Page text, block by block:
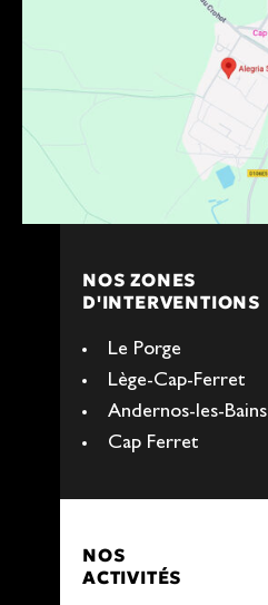
NOS ZONES
D'INTERVENTIONS
Le Porge
Lège-Cap-Ferret
Andernos-les-Bains
Cap Ferret
NOS
ACTIVITÉS